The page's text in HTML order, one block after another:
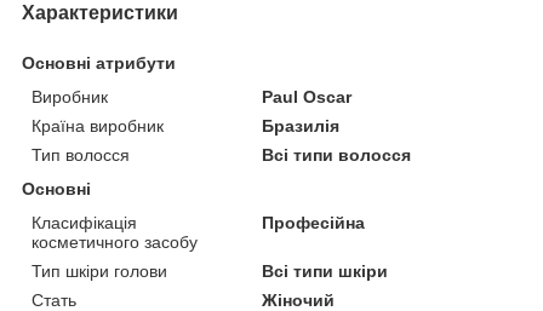
Характеристики
Основні атрибути
Виробник
Paul Oscar
Країна виробник
Бразилія
Тип волосся
Всі типи волосся
Основні
Класифікація
косметичного засобу
Професійна
Тип шкіри голови
Всі типи шкіри
Стать
Жіночий